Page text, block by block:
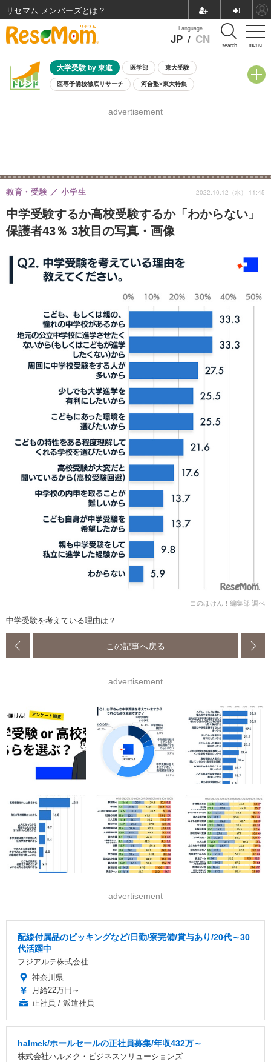
menu
Language
JP / CN search
大学受験 by 東進 医学部 東大受験
医専予備校徹底リサーチ 河合塾×東大特集
8月開催学校説明会・相談会
advertisement
中学受験するか高校受験するか「わからない」
保護者43％ 3枚目の写真・画像
教育・受験 小学生 2022.10.12（水） 11:45
コのほけん！編集部 調べ
中学受験を考えている理由は？
この記事へ戻る
advertisement
advertisement
配線付属品のピッキングなど/日勤/寮完備/賞与あり/20代～30
代活躍中
フジアルテ株式会社
神奈川県
月給22万円～
正社員 / 派遣社員
halmek/ホールセールの正社員募集/年収432万～
株式会社ハルメク・ビジネスソリューションズ
リセマム メンバーズ